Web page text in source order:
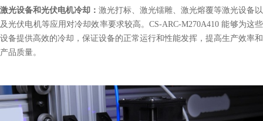
激光设备和光伏电机冷却： 激光打标、激光镭雕、激光熔覆等激光设备以
及光伏电机等应用对冷却效率要求较高。CS-ARC-M270A410 能够为这些
设备提供高效的冷却，保证设备的正常运行和性能发挥，提高生产效率和
产品质量。